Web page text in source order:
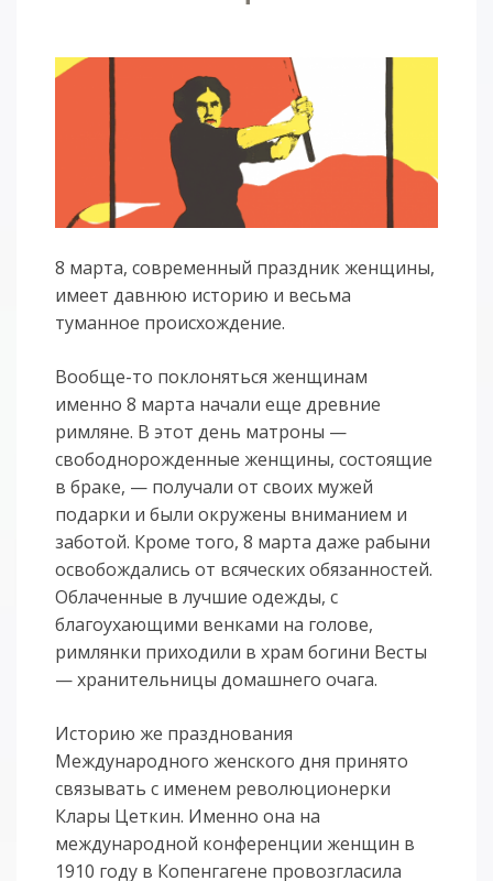
8 марта, современный праздник женщины,
имеет давнюю историю и весьма
туманное происхождение.
Вообще-то поклоняться женщинам
именно 8 марта начали еще древние
римляне. В этот день матроны —
свободнорожденные женщины, состоящие
в браке, — получали от своих мужей
подарки и были окружены вниманием и
заботой. Кроме того, 8 марта даже рабыни
освобождались от всяческих обязанностей.
Облаченные в лучшие одежды, с
благоухающими венками на голове,
римлянки приходили в храм богини Весты
— хранительницы домашнего очага.
Историю же празднования
Международного женского дня принято
связывать с именем революционерки
Клары Цеткин. Именно она на
международной конференции женщин в
1910 году в Копенгагене провозгласила